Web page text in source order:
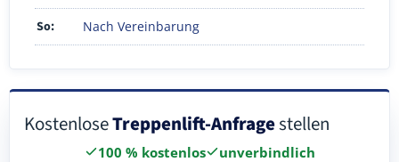
So: Nach Vereinbarung
KostenloseTreppenlift-Anfragestellen
100 % kostenlos
unverbindlich